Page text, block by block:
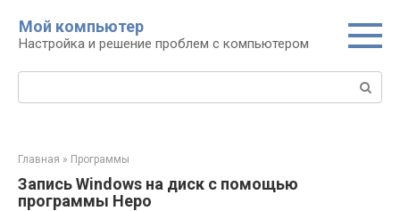
контенту
Мой компьютер
Настройка и решение проблем с компьютером
Поиск:
Главная » Программы
Запись Windows на диск с помощью
программы Неро